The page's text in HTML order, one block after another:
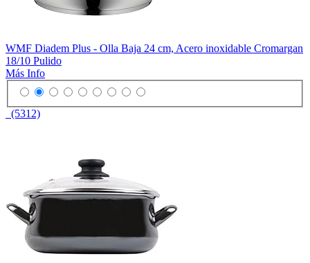
WMF Diadem Plus - Olla Baja 24 cm, Acero inoxidable Cromargan
18/10 Pulido
Más Info
(5312)